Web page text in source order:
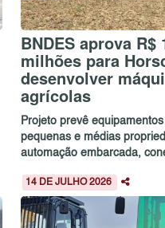
BNDES aprova R$
milhões para
desenvolver
agrícolas
Projeto prevê
pequenas e médias
automação embarcada,
14 DE JULHO 2026